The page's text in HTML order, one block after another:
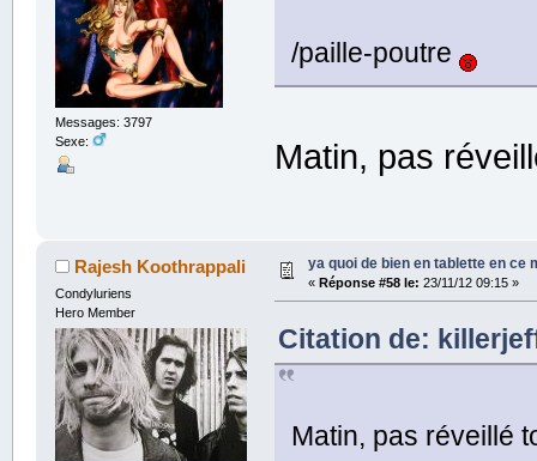
Messages: 3797
Sexe:
/paille-poutre
Matin, pas
Rajesh Koothrappali
Condyluriens
Hero Member
ya quoi de bien en tablette en ce
« Réponse #58 le: 23/11/12 09:15 »
Citation de:
Matin, pas réveillé